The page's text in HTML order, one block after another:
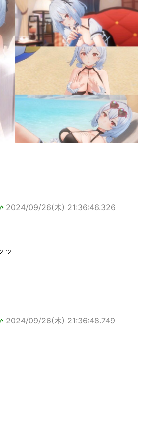
2024/09/26(木) 21:36:46.326
ッ
2024/09/26(木) 21:36:48.749